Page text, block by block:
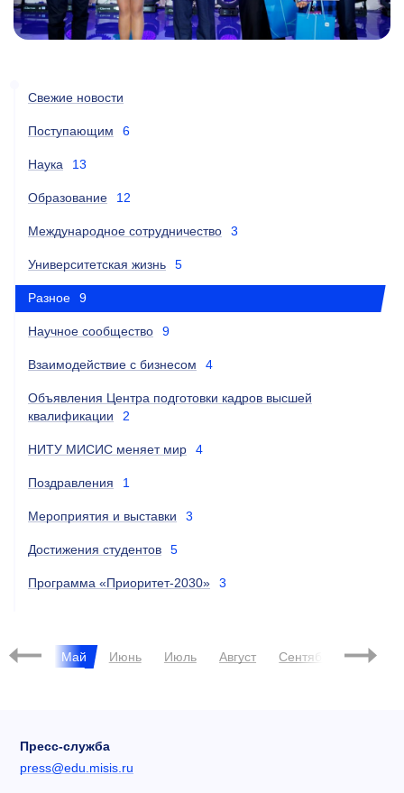
Свежие новости
Поступающим 6
Наука 13
Образование 12
Международное сотрудничество 3
Университетская жизнь 5
Разное 9
Научное сообщество 9
Взаимодействие с бизнесом 4
Объявления Центра подготовки кадров высшей
квалификации
2
НИТУ МИСИС меняет мир 4
Поздравления 1
Мероприятия и выставки 3
Достижения студентов 5
Программа «Приоритет-2030» 3
Май Июнь Июль Август Сентябрь
Пресс-служба
press@edu.misis.ru